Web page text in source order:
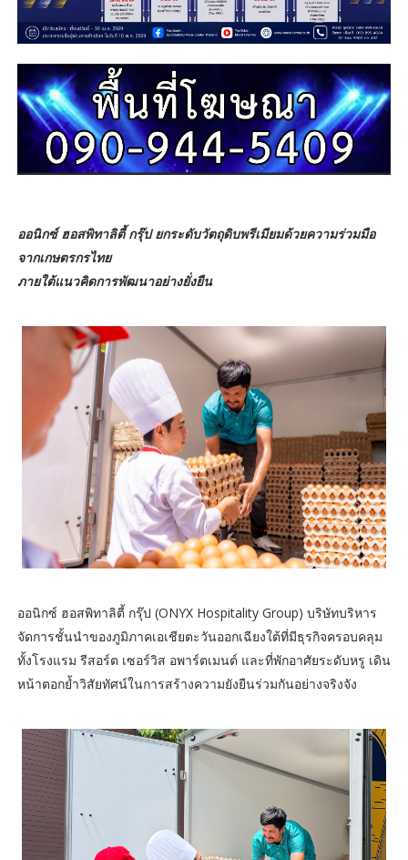
ออนิกซ์ ฮอสพิทาลิตี้ กรุ๊ป ยกระดับวัตถุดิบพรีเมียมด้วยความร่วมมือ
จากเกษตรกรไทย
ภายใต้แนวคิดการพัฒนาอย่างยั่งยืน
ออนิกซ์ ฮอสพิทาลิตี้ กรุ๊ป (ONYX Hospitality Group) บริษัทบริหาร
จัดการชั้นนำของภูมิภาคเอเชียตะวันออกเฉียงใต้ที่มีธุรกิจครอบคลุม
ทั้งโรงแรม รีสอร์ต เซอร์วิส อพาร์ตเมนต์ และที่พักอาศัยระดับหรู เดิน
หน้าตอกย้ำวิสัยทัศน์ในการสร้างความยังยืนร่วมกันอย่างจริงจัง